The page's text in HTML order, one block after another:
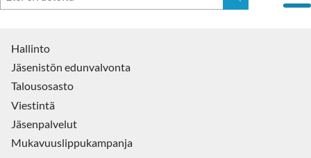
Hallinto
Jäsenistön edunvalvonta
Talousosasto
Viestintä
Jäsenpalvelut
Mukavuuslippukampanja